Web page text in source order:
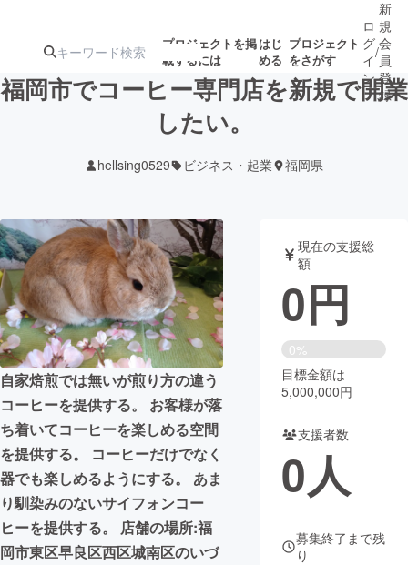
プロジェクトを掲
載するには
はじ
める
プロジェクト
をさがす
ターン
ジェクト
募集終了が近いプ
ロジェクト
アート・写真 音楽
テクノロジー・ガジェット ゲーム・サ
映像・映画 書籍・雑誌
ビジネス・起業 チャレンジ
まちづくり・地域活性化
CAMPFIRE for Social Good
CAMPFIRE Creation
CAMPFIREふるさと納税machi-ya
ロ
グ
イ
ン
/
新
規
会
員
登
録
福岡市でコーヒー専門店を新規で開業
したい。
hellsing0529 ビジネス・起業 福岡県
自家焙煎では無いが煎り方の違う
コーヒーを提供する。 お客様が落
ち着いてコーヒーを楽しめる空間
を提供する。 コーヒーだけでなく
器でも楽しめるようにする。 あま
り馴染みのないサイフォンコー
ヒーを提供する。 店舗の場所:福
岡市東区早良区西区城南区のいづ
現在の支援総
額
0円
0%
目標金額は
5,000,000円
支援者数
0人
募集終了まで残
り